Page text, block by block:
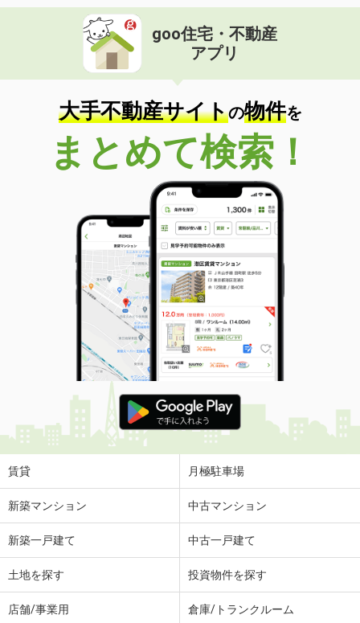
goo住宅・不動産
アプリ
大手不動産サイトの物件を
まとめて検索！
賃貸 月極駐車場
新築マンション 中古マンション
新築一戸建て 中古一戸建て
土地を探す 投資物件を探す
店舗/事業用 倉庫/トランクルーム